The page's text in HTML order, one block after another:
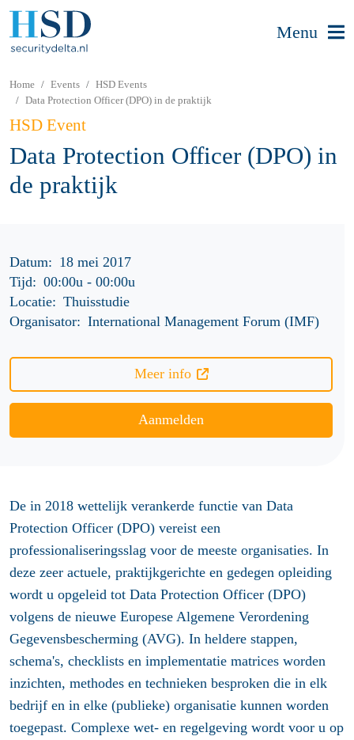
Menu
Home Events
HSD Events
Data Protection Officer (DPO) in de praktijk
HSD Event
Data Protection Officer (DPO) in
de praktijk
Datum: 18 mei 2017
Tijd: 00:00u- 00:00u
Locatie: Thuisstudie
Organisator: International Management Forum (IMF)
Meer info
Aanmelden
De in 2018 wettelijk verankerde functie van Data
Protection Officer (DPO) vereist een
professionaliseringsslag voor de meeste organisaties. In
deze zeer actuele, praktijkgerichte en gedegen opleiding
wordt u opgeleid tot Data Protection Officer (DPO)
volgens de nieuwe Europese Algemene Verordening
Gegevensbescherming (AVG). In heldere stappen,
schema's, checklists en implementatie matrices worden
inzichten, methodes en technieken besproken die in elk
bedrijf en in elke (publieke) organisatie kunnen worden
toegepast. Complexe wet- en regelgeving wordt voor u op